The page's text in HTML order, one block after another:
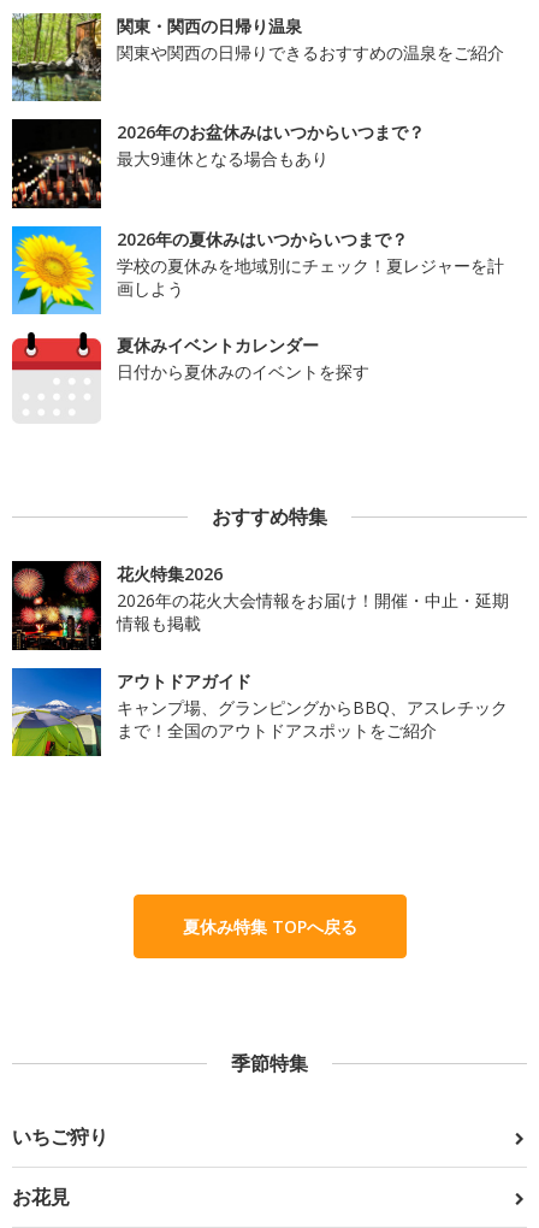
関東・関西の日帰り温泉
関東や関西の日帰りできるおすすめの温泉をご紹介
2026年のお盆休みはいつからいつまで？
最大9連休となる場合もあり
2026年の夏休みはいつからいつまで？
学校の夏休みを地域別にチェック！夏レジャーを計
画しよう
夏休みイベントカレンダー
日付から夏休みのイベントを探す
おすすめ特集
花火特集2026
2026年の花火大会情報をお届け！開催・中止・延期
情報も掲載
アウトドアガイド
キャンプ場、グランピングからBBQ、アスレチック
まで！全国のアウトドアスポットをご紹介
夏休み特集 TOPへ戻る
季節特集
いちご狩り
お花見